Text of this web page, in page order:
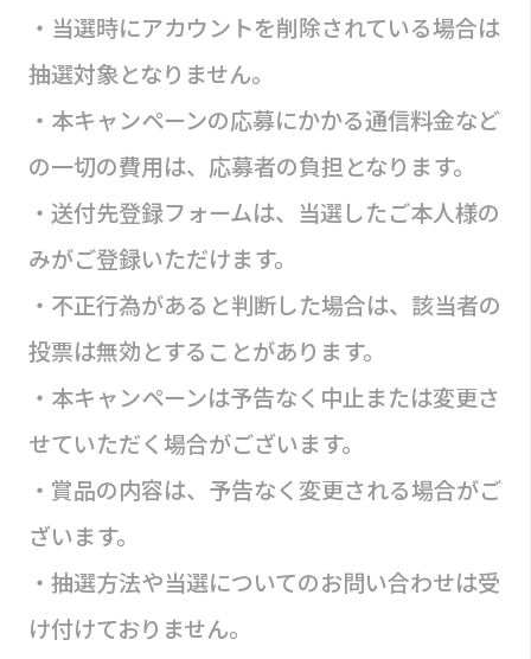
・当選時にアカウントを削除されている場合は
抽選対象となりません。
・本キャンペーンの応募にかかる通信料金など
の一切の費用は、応募者の負担となります。
・送付先登録フォームは、当選したご本人様の
みがご登録いただけます。
・不正行為があると判断した場合は、該当者の
投票は無効とすることがあります。
・本キャンペーンは予告なく中止または変更さ
せていただく場合がございます。
・賞品の内容は、予告なく変更される場合がご
ざいます。
・抽選方法や当選についてのお問い合わせは受
け付けておりません。